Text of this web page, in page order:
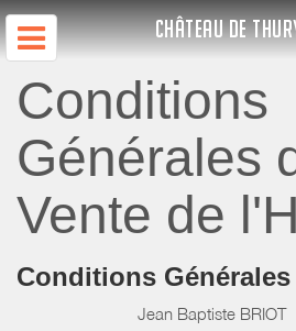
CHÂTEAU DE
Conditions
Générales
Vente de
Conditions Générales
Jean Baptiste BRIOT